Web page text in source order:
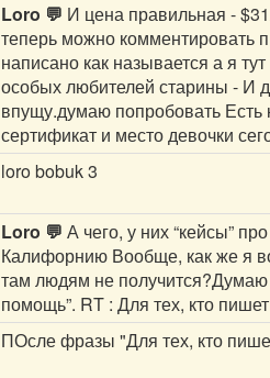
Loro 💬 И цена правильная -
теперь можно комментировать
написано как называется а я
особых любителей старины - И
впущу.думаю попробовать Есть
сертификат и место девочки
loro bobuk 3
Loro 💬 А чего, у них “кейсы”
Калифорнию Вообще, как же я
там людям не
помощь”. RT : Для тех, кто
ПОсле фразы "Для тех, кто